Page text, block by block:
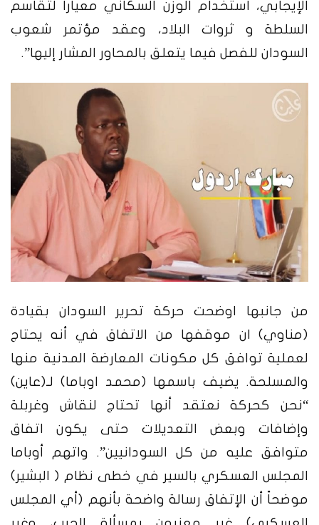
الإيجابي، استخدام الوزن السكاني معيارا لتقاسم
السلطة و ثروات البلاد، وعقد مؤتمر شعوب
السودان للفصل فيما يتعلق بالمحاور المشار إليها”.
من جانبها اوضحت حركة تحرير السودان بقيادة
(مناوي) ان موقفها من الاتفاق في أنه يحتاج
لعملية توافق كل مكونات المعارضة المدنية منها
والمسلحة. يضيف باسمها (محمد اوباما) لـ(عاين)
“نحن كحركة نعتقد أنها تحتاج لنقاش وغربلة
وإضافات وبعض التعديلات حتى يكون اتفاق
متوافق عليه من كل السودانيين”. واتهم أوباما
المجلس العسكري بالسير في خطى نظام ( البشير)
موضحاً أن الإتفاق رسالة واضحة بأنهم (أي المجلس